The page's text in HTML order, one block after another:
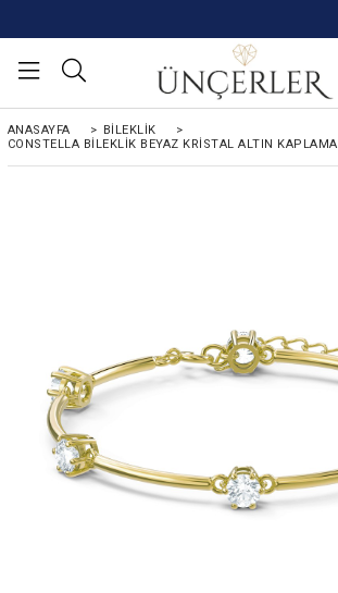
ANASAYFA > BILEKLIK
>
CONSTELLA BILEKLIK BEYAZ KRISTAL ALTIN KAPLAMA